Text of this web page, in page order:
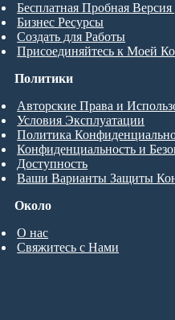
Бесплатная Пробная
Бизнес Ресурсы
Создать для Работы
Присоединяйтесь к Моей
Около
О нас
Свяжитесь с Нами
Политики
Авторские Права и
Условия Эксплуатации
Политика
Конфиденциальность и
Доступность
Ваши Варианты Защиты